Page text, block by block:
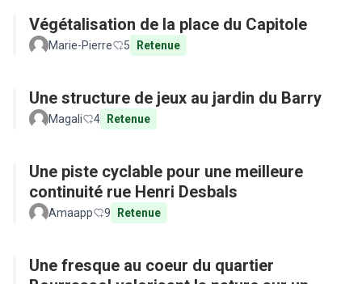
Végétalisation de la place du Capitole
Marie-Pierre 5 Retenue
Une structure de jeux au jardin du Barry
Magali 4 Retenue
Une piste cyclable pour une meilleure
continuité rue Henri Desbals
Amaapp 9 Retenue
Une fresque au coeur du quartier